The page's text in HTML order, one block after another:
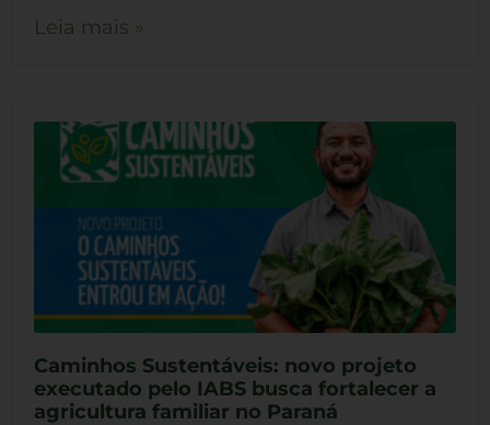
Leia mais »
Caminhos Sustentáveis: novo projeto
executado pelo IABS busca fortalecer a
agricultura familiar no Paraná